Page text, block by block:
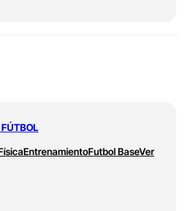
FÚTBOL
EntrenamientoFutbol BaseVer